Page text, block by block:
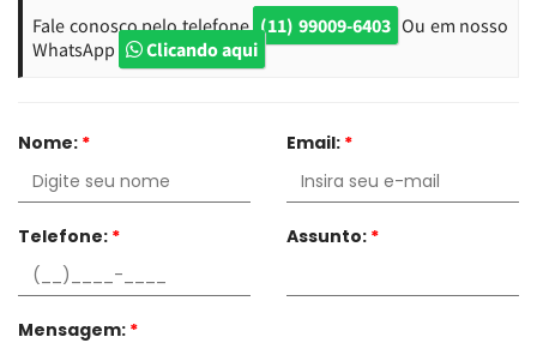
Fale conosco pelo telefone (11) 99009-6403 Ou em nosso
WhatsApp
Clicando aqui
Nome: * Email: *
Telefone: * Assunto: *
Mensagem: *